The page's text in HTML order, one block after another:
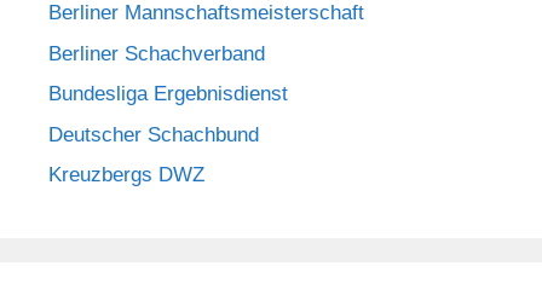
Berliner Mannschaftsmeisterschaft
Berliner Schachverband
Bundesliga Ergebnisdienst
Deutscher Schachbund
Kreuzbergs DWZ